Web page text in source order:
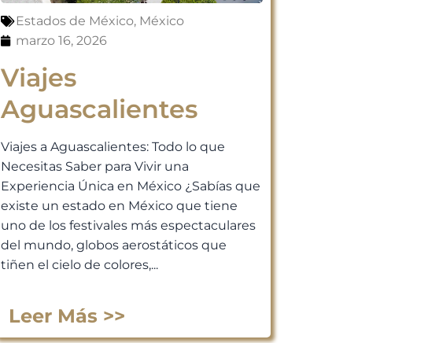
Estados de México, México
marzo 16, 2026
Viajes
Aguascalientes
Viajes a Aguascalientes: Todo lo que
Necesitas Saber para Vivir una
Experiencia Única en México ¿Sabías que
existe un estado en México que tiene
uno de los festivales más espectaculares
del mundo, globos aerostáticos que
tiñen el cielo de colores,...
Leer Más >>